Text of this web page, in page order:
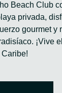
Beach Club
privada,
gourmet y
¡Vive